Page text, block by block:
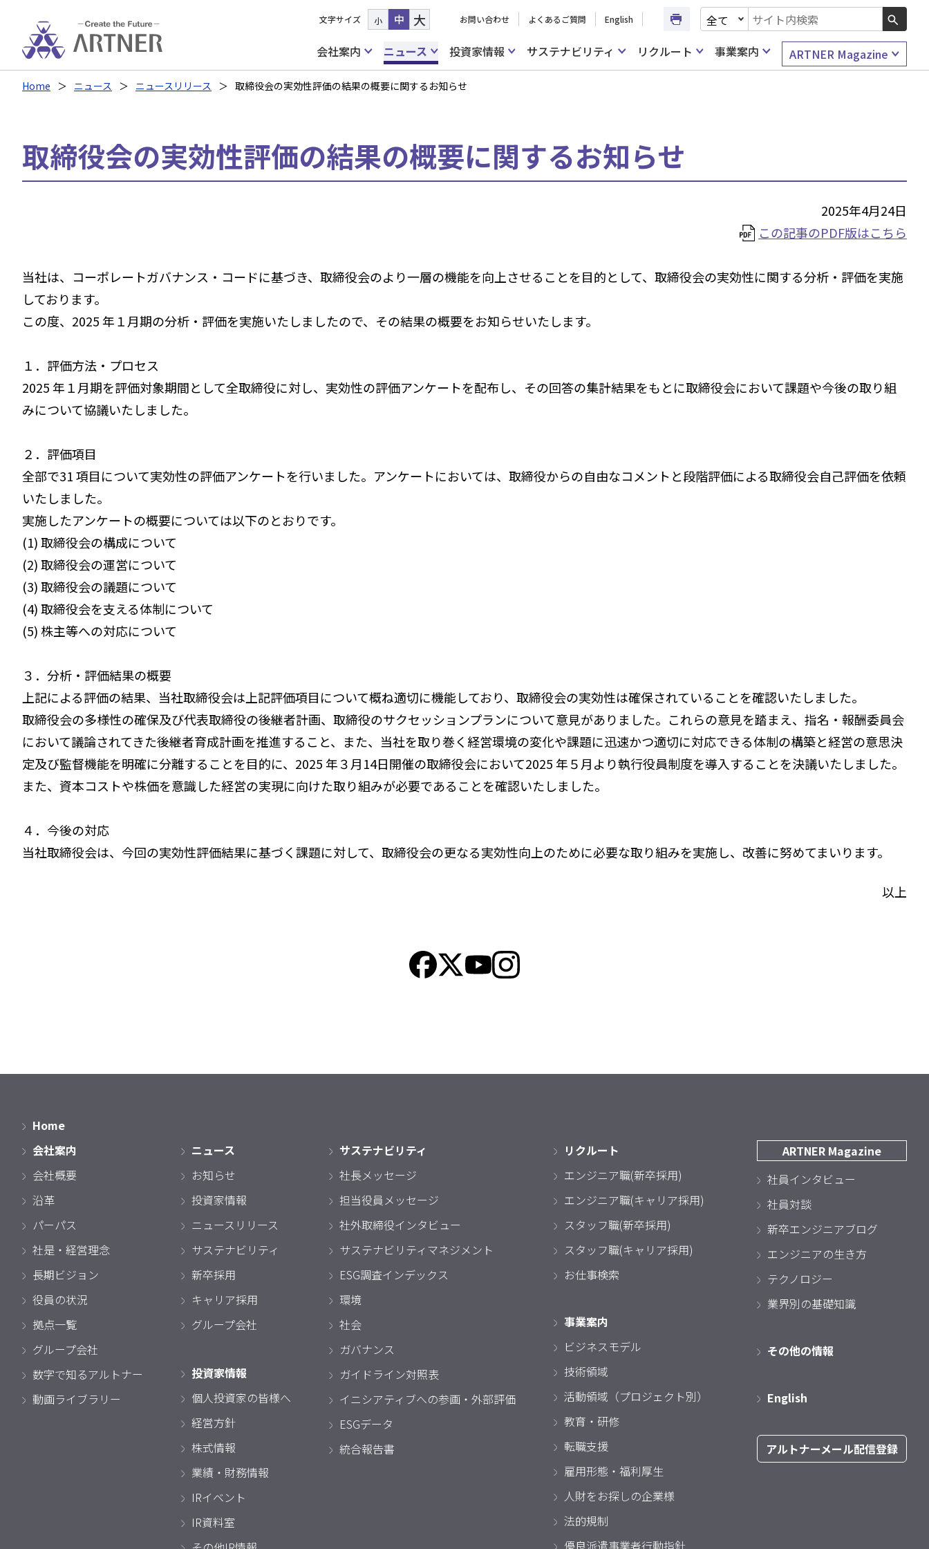
文字サイズ 小 中 大 お問い合わせ よくあるご質問 English
文書種別を選択
検索キーワード入力
会社案内
ニュース 投資家情報 サステナビリティ リクルート 事業案内 ARTNER Magazine
Home ニュース ニュースリリース 取締役会の実効性評価の結果の概要に関するお知らせ
取締役会の実効性評価の結果の概要に関するお知らせ
2025年4月24日
この記事のPDF版はこちら
当社は、コーポレートガバナンス・コードに基づき、取締役会のより一層の機能を向上させることを目的として、取締役会の実効性に関する分析・評価を実施
しております。
この度、2025 年１月期の分析・評価を実施いたしましたので、その結果の概要をお知らせいたします。
１．評価方法・プロセス
2025 年１月期を評価対象期間として全取締役に対し、実効性の評価アンケートを配布し、その回答の集計結果をもとに取締役会において課題や今後の取り組
みについて協議いたしました。
２．評価項目
全部で31 項目について実効性の評価アンケートを行いました。アンケートにおいては、取締役からの自由なコメントと段階評価による取締役会自己評価を依頼
いたしました。
実施したアンケートの概要については以下のとおりです。
(1) 取締役会の構成について
(2) 取締役会の運営について
(3) 取締役会の議題について
(4) 取締役会を支える体制について
(5) 株主等への対応について
３．分析・評価結果の概要
上記による評価の結果、当社取締役会は上記評価項目について概ね適切に機能しており、取締役会の実効性は確保されていることを確認いたしました。
取締役会の多様性の確保及び代表取締役の後継者計画、取締役のサクセッションプランについて意見がありました。これらの意見を踏まえ、指名・報酬委員会
において議論されてきた後継者育成計画を推進すること、また、当社を取り巻く経営環境の変化や課題に迅速かつ適切に対応できる体制の構築と経営の意思決
定及び監督機能を明確に分離することを目的に、2025 年３月14日開催の取締役会において2025 年５月より執行役員制度を導入することを決議いたしました。
また、資本コストや株価を意識した経営の実現に向けた取り組みが必要であることを確認いたしました。
４．今後の対応
当社取締役会は、今回の実効性評価結果に基づく課題に対して、取締役会の更なる実効性向上のために必要な取り組みを実施し、改善に努めてまいります。
以上
Home
会社案内
会社概要
沿革
パーパス
社是・経営理念
長期ビジョン
役員の状況
拠点一覧
グループ会社
数字で知るアルトナー
動画ライブラリー
ニュース
お知らせ
投資家情報
ニュースリリース
サステナビリティ
新卒採用
キャリア採用
グループ会社
投資家情報
個人投資家の皆様へ
経営方針
株式情報
業績・財務情報
IRイベント
IR資料室
サステナビリティ
社長メッセージ
担当役員メッセージ
社外取締役インタビュー
サステナビリティマネジメント
ESG調査インデックス
環境
社会
ガバナンス
ガイドライン対照表
イニシアティブへの参画・外部評価
ESGデータ
統合報告書
リクルート
エンジニア職(新卒採用)
エンジニア職(キャリア採用)
スタッフ職(新卒採用)
スタッフ職(キャリア採用)
お仕事検索
事業案内
ビジネスモデル
技術領域
活動領域（プロジェクト別）
教育・研修
転職支援
雇用形態・福利厚生
人財をお探しの企業様
法的規制
優良派遣事業者行動指針
ARTNER Magazine
社員インタビュー
社員対談
新卒エンジニアブログ
エンジニアの生き方
テクノロジー
業界別の基礎知識
その他の情報
English
アルトナーメール配信登録